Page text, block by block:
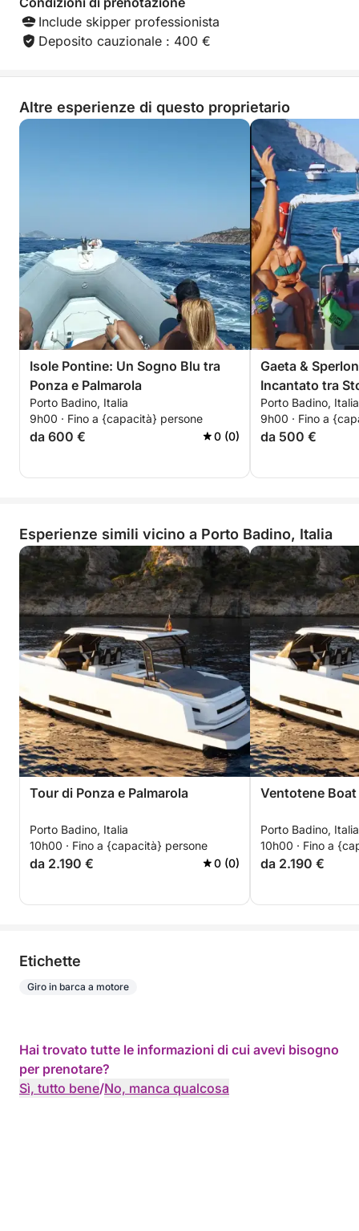
Include skipper professionista
Deposito cauzionale : 400 €
Altre esperienze di questo proprietario
Isole Pontine: Un Sogno Blu tra
Ponza e Palmarola
Porto Badino, Italia
9h00 · Fino a {capacità} persone
da 600 € 0 (0)
Gaeta &
Incantato tra
Porto Badino, Italia
9h00 · Fino a
da 500 €
Esperienze simili vicino a Porto Badino, Italia
Tour di Ponza e Palmarola
Porto Badino, Italia
10h00 · Fino a {capacità} persone
da 2.190 € 0 (0)
Ventotene
Porto Badino, Italia
10h00 · Fino a
da 2.190 €
Etichette
Giro in barca a motore
Hai trovato tutte le informazioni di cui avevi bisogno
per prenotare?
Sì, tutto bene/No, manca qualcosa